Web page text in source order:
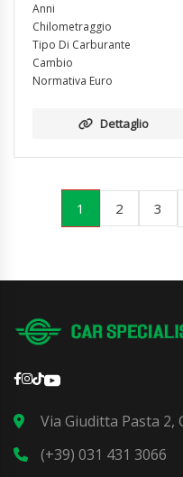
Anni
Chilometraggio
Tipo Di Carburante
Cambio
Normativa Euro
Dettaglio
1 2 3
Via Giuditta Pasta 2,
(+39) 031 431 3066